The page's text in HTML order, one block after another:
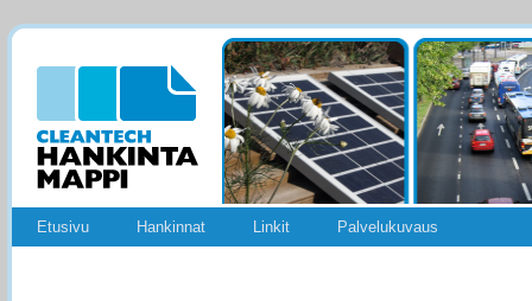
Etusivu Hankinnat Linkit Palvelukuvaus